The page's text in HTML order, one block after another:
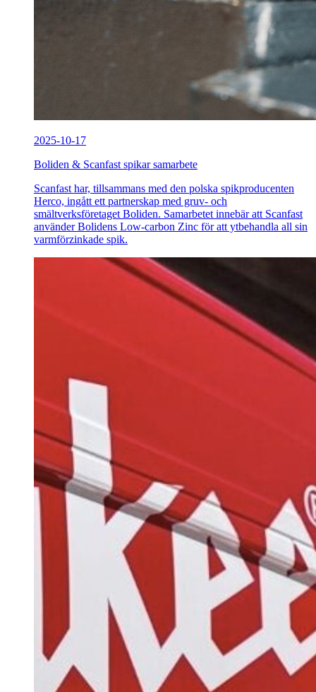
2025-10-17
Boliden & Scanfast spikar samarbete
Scanfast har, tillsammans med den polska spikproducenten
Herco, ingått ett partnerskap med gruv- och
smältverksföretaget Boliden. Samarbetet innebär att Scanfast
använder Bolidens Low-carbon Zinc för att ytbehandla all sin
varmförzinkade spik.